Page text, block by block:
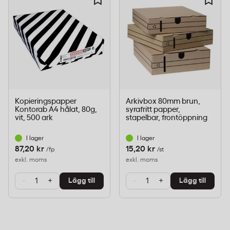
Rullbredd:610 mm (24 tum)
Rulllängd:45,7 meter
Pappersvikt: 90 g/m²
Tjocklek: 119 mikron
Torktid: ≤90 sekunder
Färg:
Driftstemperatur:
Relativ luftfuktighet:
20–80 %
Tillverkningsland:Frankrike
Kopieringspapper
Kontorab A4 hålat, 80g,
vit, 500 ark
I lager
87,20 kr /fp
exkl. moms
- + Lägg till
Arkivbox 80mm brun,
syrafritt papper,
stapelbar, frontöppning
I lager
15,20 kr /st
exkl. moms
- + Lägg till